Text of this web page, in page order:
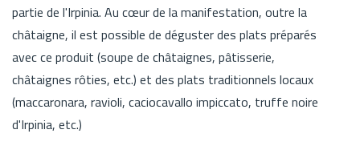
partie de l'Irpinia. Au cœur de la manifestation, outre la
châtaigne, il est possible de déguster des plats préparés
avec ce produit (soupe de châtaignes, pâtisserie,
châtaignes rôties, etc.) et des plats traditionnels locaux
(maccaronara, ravioli, caciocavallo impiccato, truffe noire
d'Irpinia, etc.)